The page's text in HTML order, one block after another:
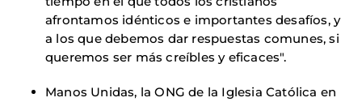
afrontamos idénticos e importantes desafíos, y
a los que debemos dar respuestas comunes, si
queremos ser más creíbles y eficaces".
Manos Unidas, la ONG de la Iglesia Católica en